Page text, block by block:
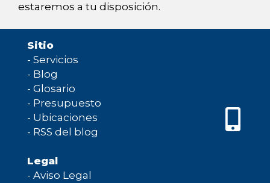
estaremos a tu disposición.
Sitio
- Servicios
- Blog
- Glosario
- Presupuesto
- Ubicaciones
- RSS del blog
Legal
- Aviso Legal